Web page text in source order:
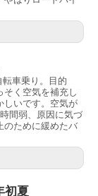
車乗り。目的
そく空気を補充し
いです。空気が
間弱、原因に気づ
のために緩めたバ
初夏